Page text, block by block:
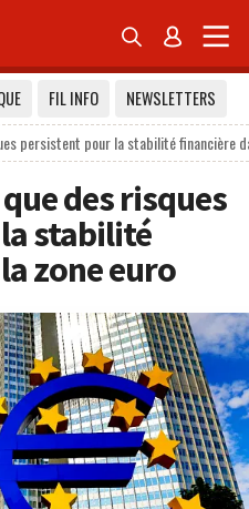
 
FIL INFO
NEWSLETTERS
persistent pour la stabilité financière
des risques
stabilité
zone euro